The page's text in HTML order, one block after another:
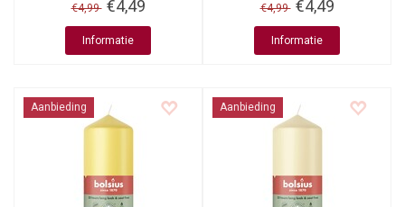
€4,99 €4,49
Informatie
€4,99 €4,49
Informatie
Aanbieding Aanbieding